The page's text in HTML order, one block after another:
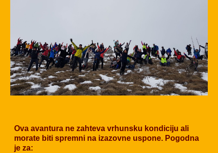
Ova avantura ne zahteva vrhunsku kondiciju ali
morate biti spremni na izazovne uspone. Pogodna
je za: